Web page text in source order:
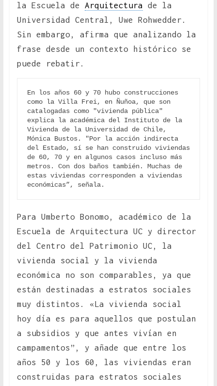
la Escuela de Arquitectura de la
Universidad Central, Uwe Rohwedder.
Sin embargo, afirma que analizando la
frase desde un contexto histórico se
puede rebatir.
En los años 60 y 70 hubo construcciones
como la Villa Frei, en Ñuñoa, que son
catalogadas como "vivienda pública"
explica la académica del Instituto de la
Vivienda de la Universidad de Chile,
Mónica Bustos. "Por la acción indirecta
del Estado, sí se han construido viviendas
de 60, 70 y en algunos casos incluso más
metros. Con dos baños también. Muchas de
estas viviendas corresponden a viviendas
económicas”, señala.
Para Umberto Bonomo, académico de la
Escuela de Arquitectura UC y director
del Centro del Patrimonio UC, la
vivienda social y la vivienda
económica no son comparables, ya que
están destinadas a estratos sociales
muy distintos. «La vivienda social
hoy día es para aquellos que postulan
a subsidios y que antes vivían en
campamentos”, y añade que entre los
años 50 y los 60, las viviendas eran
construidas para estratos sociales